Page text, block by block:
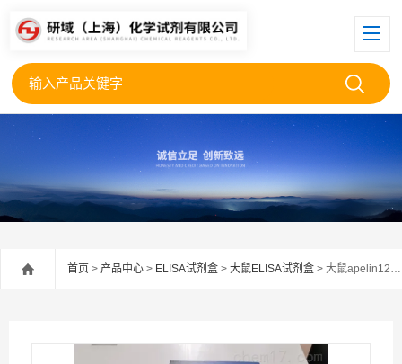
首页 > 产品中心 > ELISA试剂盒 > 大鼠ELISA试剂盒 > 大鼠apelin12检测试剂盒